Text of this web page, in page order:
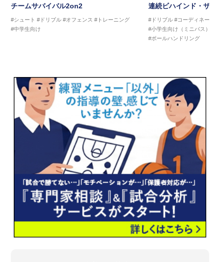
チームサバイバル2on2
#シュート #ドリブル #オフェンス #トレーニング
#中学生向け
連続ビハインド・ザ・
#ドリブル #コーディネーシ
#小学生向け（ミニバス）
#ボールハンドリング